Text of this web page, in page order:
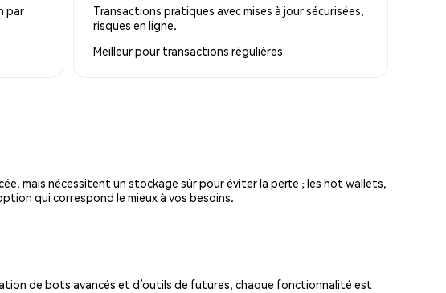
par
Transactions pratiques avec mises à jour sécurisées,
risques en ligne.
Meilleur pour transactions régulières
mais nécessitent un stockage sûr pour éviter la perte ; les hot wallets,
qui correspond le mieux à vos besoins.
de bots avancés et d’outils de futures, chaque fonctionnalité est